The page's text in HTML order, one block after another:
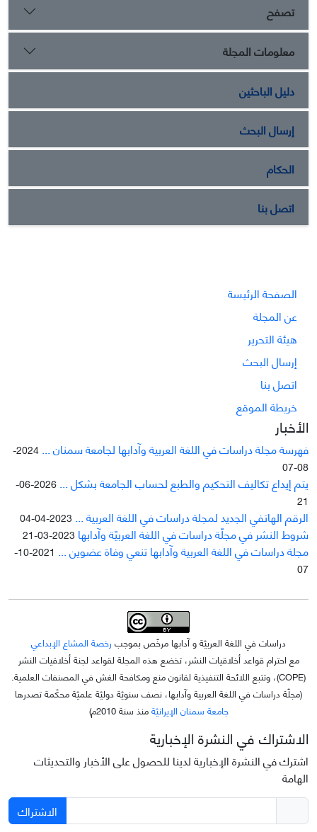
تصفح
معلومات المجلة
دليل الباحثين
إرسال البحث
الحكام
اتصل بنا
الصفحة الرئيسة
عن المجلة
هيئة التحرير
إرسال البحث
اتصل بنا
خريطة الموقع
الأخبار
فهرسة مجلة دراسات في اللغة العربية وآدابها لجامعة سمنان ...
2024-
08-07
يتم إيداع تکاليف التحکيم والطبع لحساب الجامعة بشکل ...
2026-06-
21
الرقم الهاتفي الجديد لمجلة دراسات في اللغة العربية ... 2023-04-04
شروط النشر في مجلّة دراسات في اللغة العربيّة وآدابها 2023-03-21
مجلة دراسات في اللغة العربية وآدابها تنعي وفاة عضوين ...
2021-10-
07
دراسات في اللغة العربيّة و آدابها مرخّص بموجب رخصة المشاع الإبداعي
مع احترام قواعد أخلاقيات النشر، تخضع هذه المجلة لقواعد لجنة أخلاقيات النشر
(COPE)، وتتبع اللائحة التنفيذية لقانون منع ومكافحة الغش في المصنفات العلمية.
(مجلّة دراسات في اللغة العربية وآدابها، نصف سنويّة دوليّة علميّة محکّمة تصدرها
جامعة سمنان الإيرانيّةمنذ سنة 2010م)
الاشتراك في النشرة الإخبارية
اشترك في النشرة الإخبارية لدينا للحصول على الأخبار والتحديثات
الهامة
الاشتراك